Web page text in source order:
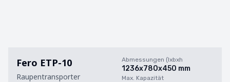
Fero ETP-10
Raupentransporter
Abmessungen (lxbxh
1236x780x450 mm
Max. Kapazität